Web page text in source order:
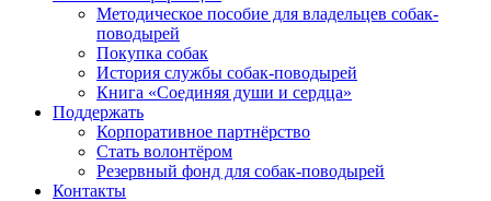
Методическое пособие для владельцев собак-
поводырей
Покупка собак
История службы собак-поводырей
Книга «Соединяя души и сердца»
Поддержать
Корпоративное партнёрство
Стать волонтёром
Резервный фонд для собак-поводырей
Контакты